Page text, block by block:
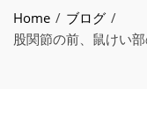
Home
ブログ
股関節の前、鼠けい